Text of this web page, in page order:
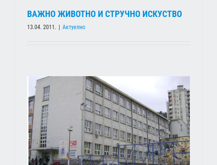
ВАЖНО ЖИВОТНО И СТРУЧНО ИСКУСТВО
13.04. 2011. | Актуелно